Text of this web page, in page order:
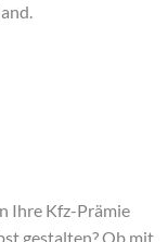
Ihre Kfz-Prämie
gestalten? Ob mit